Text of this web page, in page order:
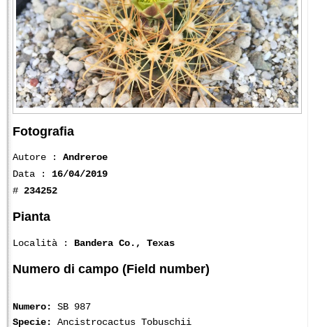
Fotografia
Autore : Andreroe
Data : 16/04/2019
# 234252
Pianta
Località : Bandera Co., Texas
Numero di campo (Field number)
Numero:
SB 987
Specie:
Ancistrocactus Tobuschii